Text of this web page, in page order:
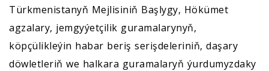
Türkmenistanyň Mejlisiniň Başlygy, Hökümet
agzalary, jemgyýetçilik guramalarynyň,
köpçülikleýin habar beriş serişdeleriniň, daşary
döwletleriň we halkara guramalaryň ýurdumyzdaky